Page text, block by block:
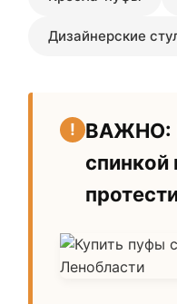
Дизайнерские
ВАЖНО:
спинкой